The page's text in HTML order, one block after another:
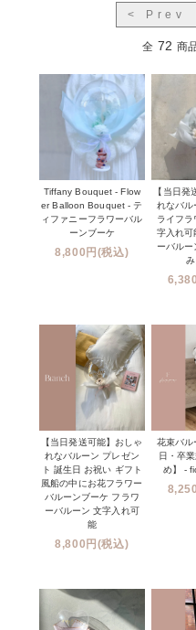
< Prev
全 72 商
Tiffany Bouquet - Flow
er Balloon Bouquet - テ
ィファニーフラワーバル
ーンブーケ
8,800円(税込)
【当日発
れなバル
ライフ
字入れ可
ーバル
【当日発送可能】おしゃ
れなバルーン プレゼン
ト 誕生日 お祝い ギフト
風船の中にお花フラワー
バルーンブーケ フラワ
ーバルーン 文字入れ可
能
8,800円(税込)
花束バル
日・卒
め】 -